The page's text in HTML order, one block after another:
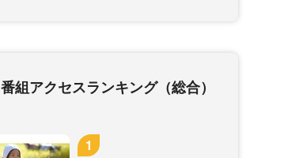
番組アクセスランキング（総合）